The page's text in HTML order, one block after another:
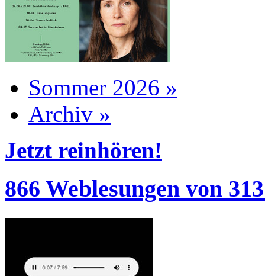
Sommer 2026 »
Archiv »
Jetzt reinhören!
866 Weblesungen von